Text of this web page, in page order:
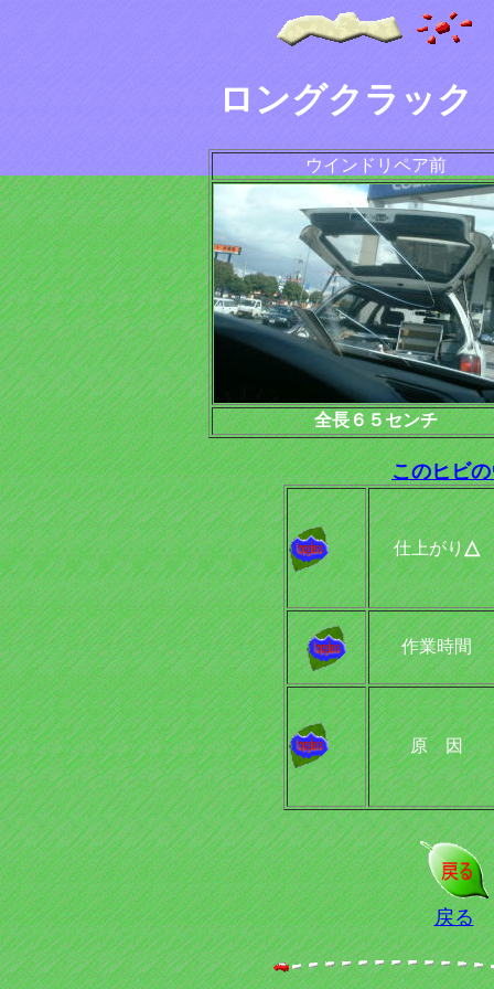
ロングクラック
ウインドリペア前
全長６５センチ
このヒビ
仕上がり△
作業時間
原 因
戻る